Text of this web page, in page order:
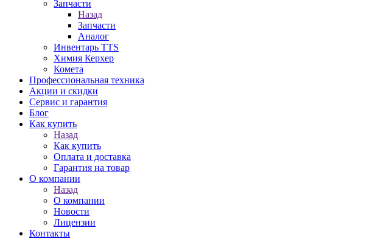
Запчасти
Назад
Запчасти
Аналог
Инвентарь TTS
Химия Керхер
Комета
Профессиональная техника
Акции и скидки
Сервис и гарантия
Блог
Как купить
Назад
Как купить
Оплата и доставка
Гарантия на товар
О компании
Назад
О компании
Новости
Лицензии
Контакты